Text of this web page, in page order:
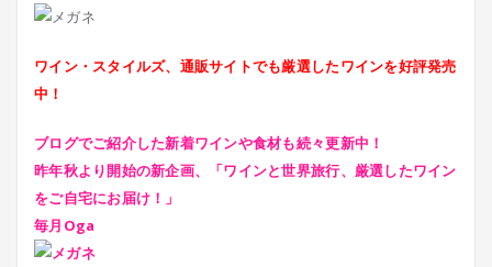
ワイン・スタイルズ、通販サイトでも厳選したワインを好評発売
中！
ブログでご紹介した新着ワインや食材も続々更新中！
昨年秋より開始の新企画、「ワインと世界旅行、厳選したワイン
をご自宅にお届け！」
毎月Oga